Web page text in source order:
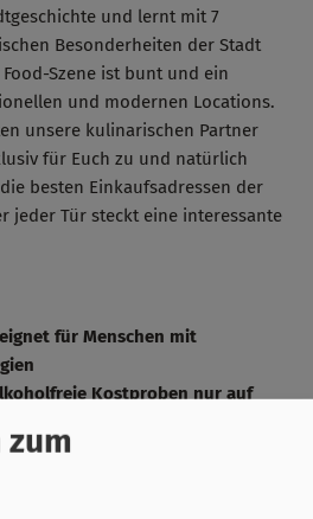
und lernt mit 7
Besonderheiten der Stadt
Szene ist bunt und ein
und modernen Locations.
unsere kulinarischen Partner
für Euch zu und natürlich
besten Einkaufsadressen der
jeder Tür steckt eine interessante
für Menschen mit
Kostproben nur auf
bamberg.de oder Telefon
3)
eine Flasche Wasser
zum